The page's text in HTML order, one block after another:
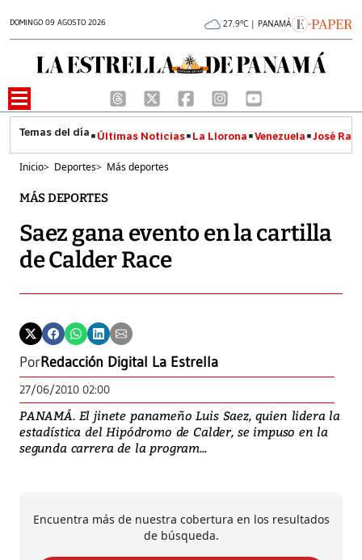
DOMINGO 09 AGOSTO 2026 27.9°C | PANAMÁ
Últimas Noticias La Llorona Venezuela José
Inicio> Deportes> Más deportes
MÁS DEPORTES
Saez gana evento en la cartilla
de Calder Race
PorRedacción Digital La Estrella
27/06/2010 02:00
PANAMÁ. El jinete panameño Luis Saez, quien lidera la
estadística del Hipódromo de Calder, se impuso en la
segunda carrera de la program...
Encuentra más de nuestra cobertura en los resultados
de búsqueda.